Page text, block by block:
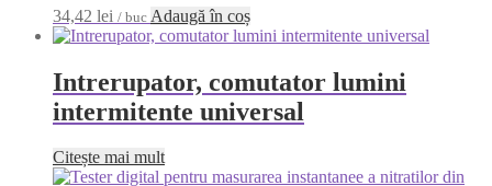
34,42 lei / buc Adaugă în coș
Intrerupator, comutator lumini
intermitente universal
Citește mai mult